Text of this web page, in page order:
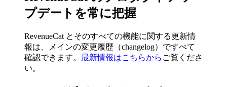
プデートを常に把握
RevenueCat とそのすべての機能に関する更新情
報は、メインの変更履歴（changelog）ですべて
確認できます。 最新情報はこちらから ご覧くださ
い。